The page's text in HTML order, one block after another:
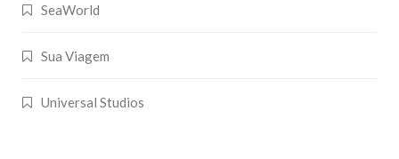
SeaWorld
Sua Viagem
Universal Studios